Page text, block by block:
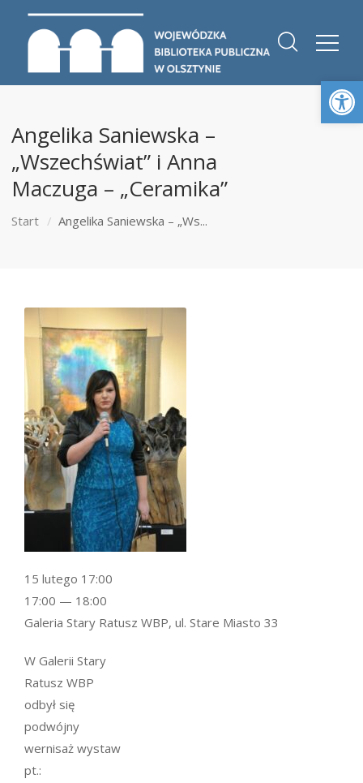
Angelika Saniewska –
„Wszechświat” i Anna
Maczuga – „Ceramika”
Start Angelika Saniewska – „Ws...
W Galerii Stary
Ratusz WBP
odbył się
podwójny
wernisaż wystaw
pt.:
15 lutego 17:00
17:00 — 18:00
Galeria Stary Ratusz WBP, ul. Stare Miasto 33